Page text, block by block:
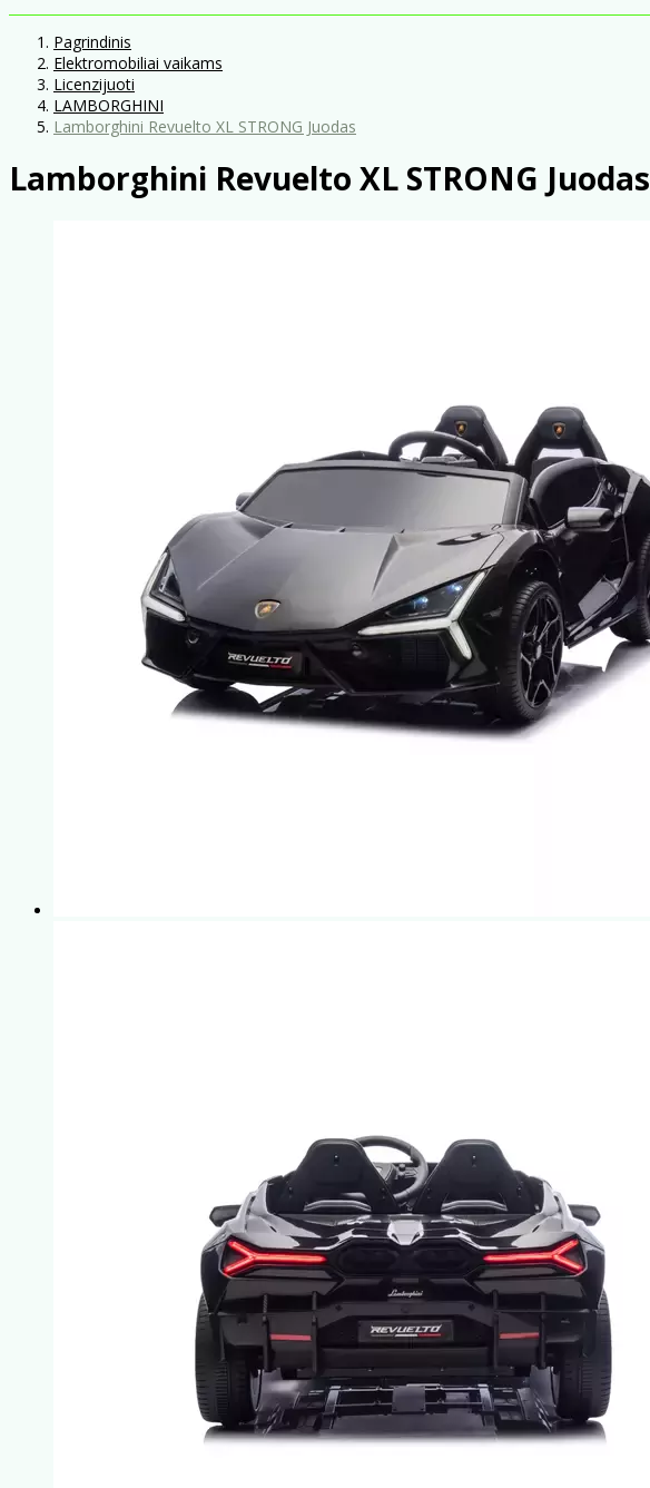
Pagrindinis
Elektromobiliai vaikams
Licenzijuoti
LAMBORGHINI
Lamborghini Revuelto XL STRONG Juodas
Lamborghini Revuelto XL STRONG Juodas